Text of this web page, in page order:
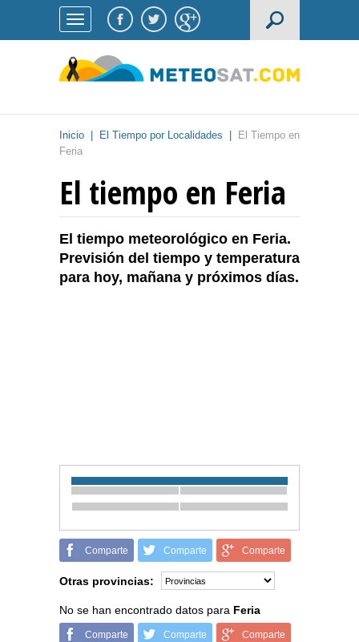
Inicio El Tiempo por Localidades
El Tiempo en
Feria
El tiempo en Feria
El tiempo meteorológico en Feria.
Previsión del tiempo y temperatura
para hoy, mañana y próximos días.
Comparte Comparte Comparte
Otras provincias:
No se han encontrado datos para Feria
Comparte Comparte Comparte